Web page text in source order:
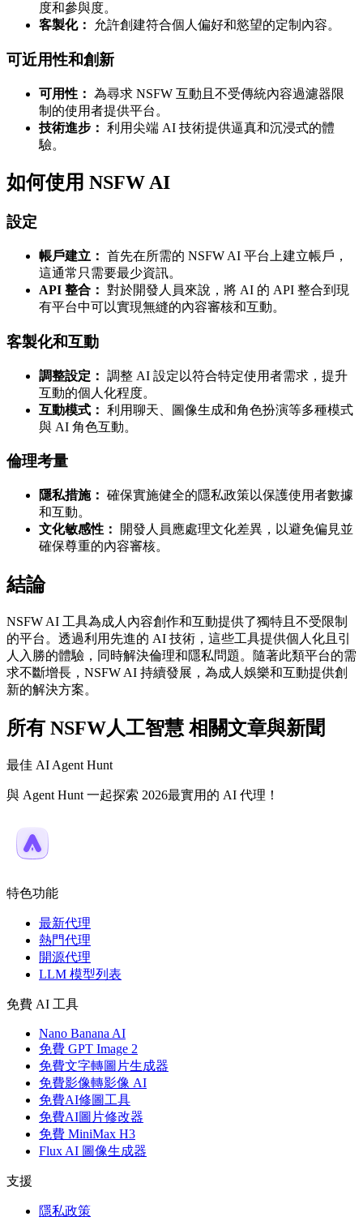
度和參與度。
客製化：
允許創建符合個人偏好和慾望的定制內容。
可近用性和創新
可用性： 為尋求 NSFW 互動且不受傳統內容過濾器限
制的使用者提供平台。
技術進步： 利用尖端 AI 技術提供逼真和沉浸式的體
驗。
如何使用 NSFW AI
設定
帳戶建立： 首先在所需的 NSFW AI 平台上建立帳戶，
這通常只需要最少資訊。
API 整合： 對於開發人員來說，將 AI 的 API 整合到現
有平台中可以實現無縫的內容審核和互動。
客製化和互動
調整設定： 調整 AI 設定以符合特定使用者需求，提升
互動的個人化程度。
互動模式： 利用聊天、圖像生成和角色扮演等多種模式
與 AI 角色互動。
倫理考量
隱私措施： 確保實施健全的隱私政策以保護使用者數據
和互動。
文化敏感性：
開發人員應處理文化差異，以避免偏見並
確保尊重的內容審核。
結論
NSFW AI 工具為成人內容創作和互動提供了獨特且不受限制
的平台。透過利用先進的 AI 技術，這些工具提供個人化且引
人入勝的體驗，同時解決倫理和隱私問題。隨著此類平台的需
求不斷增長，NSFW AI 持續發展，為成人娛樂和互動提供創
新的解決方案。
所有 NSFW人工智慧 相關文章與新聞
最佳 AI Agent Hunt
與 Agent Hunt 一起探索 2026最實用的 AI 代理！
特色功能
最新代理
熱門代理
開源代理
LLM 模型列表
免費 AI 工具
Nano Banana AI
免費 GPT Image 2
免費文字轉圖片生成器
免費影像轉影像 AI
免費AI修圖工具
免費AI圖片修改器
免費 MiniMax H3
Flux AI 圖像生成器
支援
隱私政策